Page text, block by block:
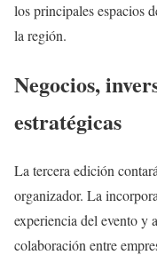
los principales espacios
la región.
Negocios,
estratégicas
La tercera edición
organizador. La
experiencia del evento y
colaboración entre